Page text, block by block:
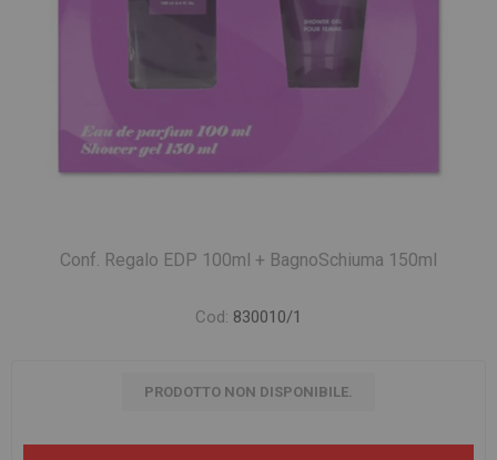
Conf. Regalo EDP 100ml + BagnoSchiuma 150ml
Cod: 830010/1
PRODOTTO NON DISPONIBILE.